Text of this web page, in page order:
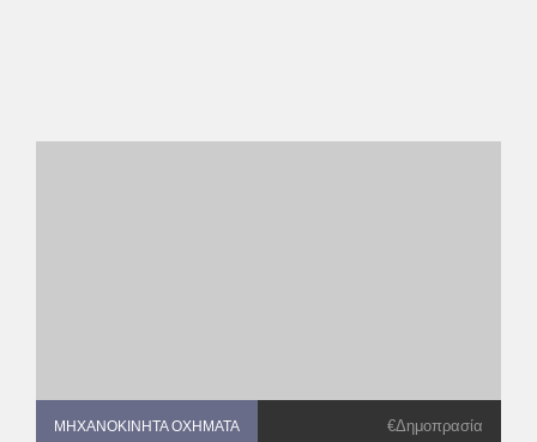
ΜΗΧΑΝΟΚΊΝΗΤΑ ΟΧΉΜΑΤΑ
ΜΗΧΑΝΟΚΊΝΗΤΑ ΟΧΉΜΑΤΑ €Δημοπρασία